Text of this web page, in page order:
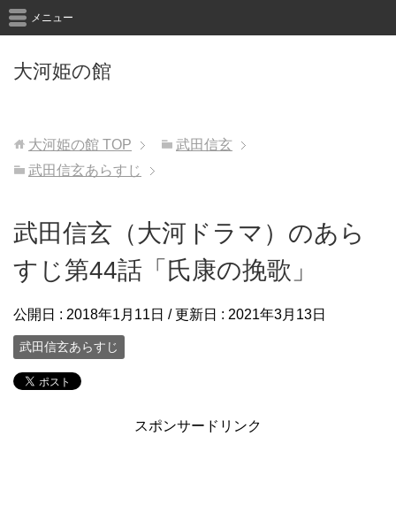
大河姫の館
メニュー
大河姫の館 TOP
武田信玄
武田信玄あらすじ
武田信玄（大河ドラマ）のあら
すじ第44話「氏康の挽歌」
公開日 : 2018年1月11日 / 更新日 : 2021年3月13日
武田信玄あらすじ
スポンサードリンク